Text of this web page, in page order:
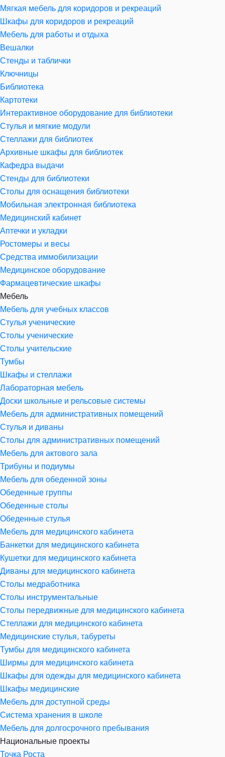
Мягкая мебель для коридоров и рекреаций
Шкафы для коридоров и рекреаций
Мебель для работы и отдыха
Вешалки
Стенды и таблички
Ключницы
Библиотека
Картотеки
Интерактивное оборудование для библиотеки
Стулья и мягкие модули
Стеллажи для библиотек
Архивные шкафы для библиотек
Кафедра выдачи
Стенды для библиотеки
Столы для оснащения библиотеки
Мобильная электронная библиотека
Медицинский кабинет
Аптечки и укладки
Ростомеры и весы
Средства иммобилизации
Медицинское оборудование
Фармацевтические шкафы
Мебель
Мебель для учебных классов
Стулья ученические
Столы ученические
Столы учительские
Тумбы
Шкафы и стеллажи
Лабораторная мебель
Доски школьные и рельсовые системы
Мебель для административных помещений
Стулья и диваны
Столы для административных помещений
Мебель для актового зала
Трибуны и подиумы
Мебель для обеденной зоны
Обеденные группы
Обеденные столы
Обеденные стулья
Мебель для медицинского кабинета
Банкетки для медицинского кабинета
Кушетки для медицинского кабинета
Диваны для медицинского кабинета
Столы медработника
Столы инструментальные
Столы передвижные для медицинского кабинета
Стеллажи для медицинского кабинета
Медицинские стулья, табуреты
Тумбы для медицинского кабинета
Ширмы для медицинского кабинета
Шкафы для одежды для медицинского кабинета
Шкафы медицинские
Мебель для доступной среды
Система хранения в школе
Мебель для долгосрочного пребывания
Национальные проекты
Точка Роста